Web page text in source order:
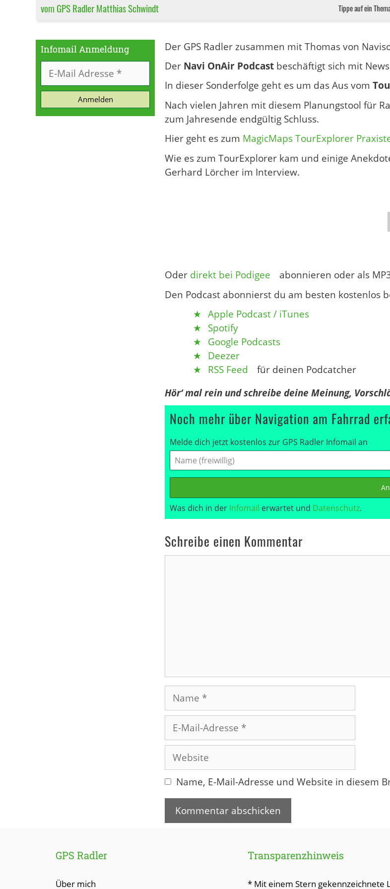
vom GPS Radler Matthias Schwindt Tippe auf ein
Der GPS Radler zusammen mit Thomas von
Der Navi OnAir Podcast beschäftigt sich mit
In dieser Sonderfolge geht es um das Aus vom
Nach vielen Jahren mit diesem Planungstool für
zum Jahresende endgültig Schluss.
Hier geht es zum MagicMaps TourExplorer
Wie es zum TourExplorer kam und einige
Gerhard Lörcher im Interview.
Oder direkt bei Podigee
abonnieren oder als
Den Podcast abonnierst du am besten kostenlos
Apple Podcast / iTunes
Spotify
Google Podcasts
Deezer
RSS Feed
für deinen Podcatcher
Hör‘ mal rein und schreibe deine Meinung,
Noch mehr über Navigation am Fahrrad
Melde dich jetzt kostenlos zur GPS Radler Infomail an
Was dich in der Infomail erwartet und Datenschutz.
Schreibe einen Kommentar
Name
Mail-
Adresse
Website
Name, E-Mail-Adresse und Website in diesem
Infomail Anmeldung
Anmelden
GPS Radler
Über mich
Transparenzhinweis
* Mit einem Stern gekennzeichnete